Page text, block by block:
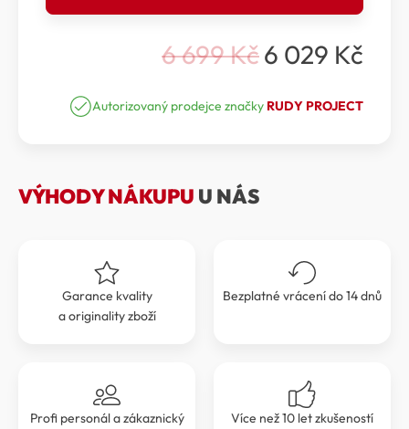
TURBOLENCE
PROJECT
6 699Kč
Původní
byla:
6 029 Kč
Aktuální
je:
Autorizovaný prodejce značky RUDY PROJECT
VÝHODY NÁKUPU U NÁS
Garance kvality
a originality zboží
Bezplatné vrácení do 14 dnů
Profi personál a zákaznický
Více než 10 let zkušeností